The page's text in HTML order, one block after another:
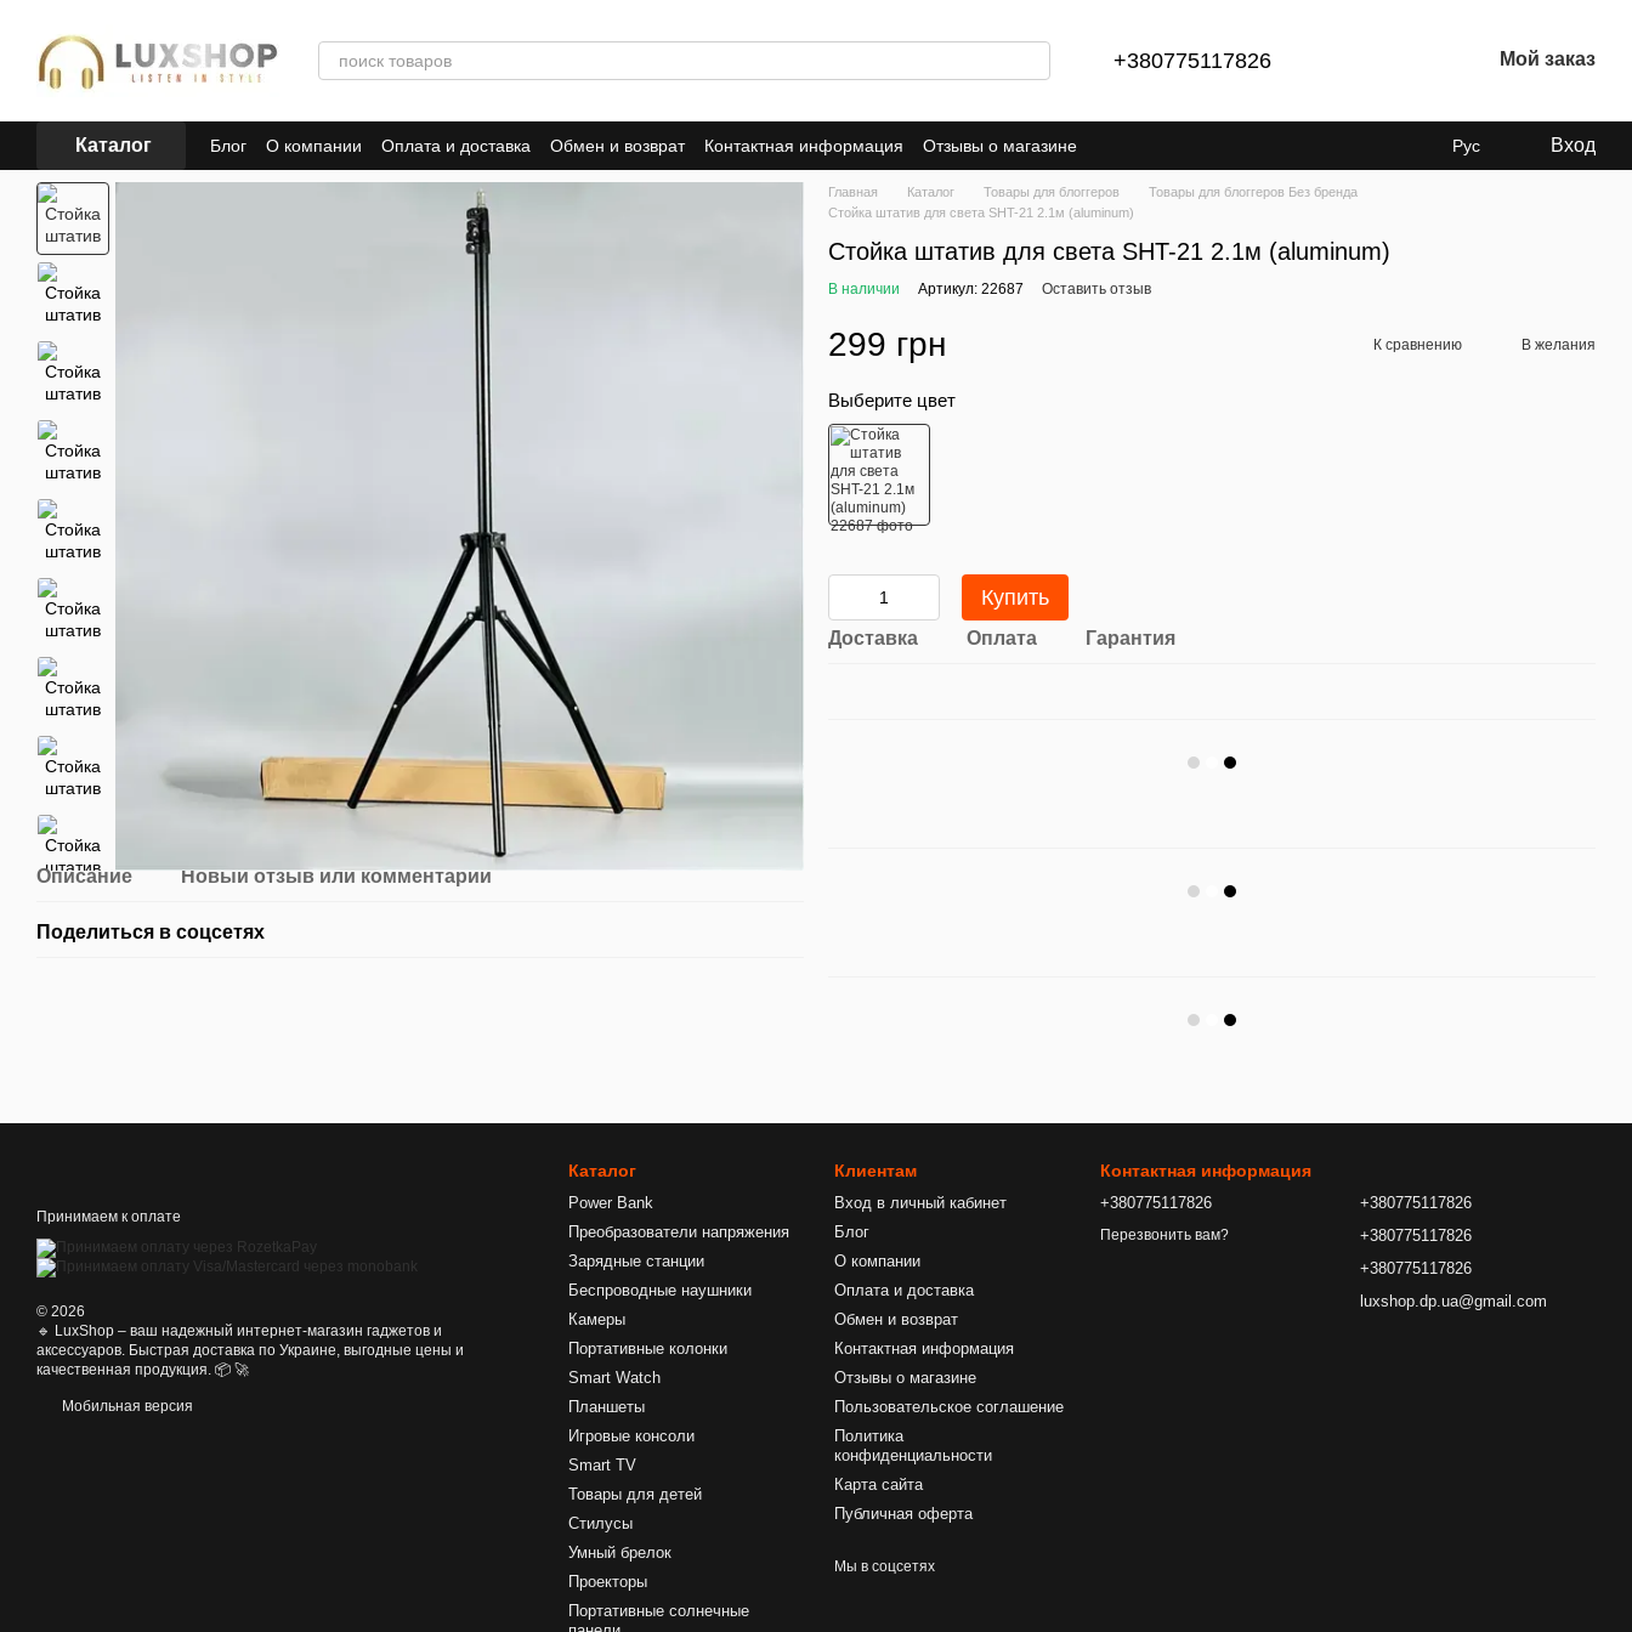
+380775117826 Мой заказ
Каталог Блог О компании Оплата и доставка Обмен и возврат Контактная информация
Отзывы о магазине
Пользовательское соглашение
Политика конфиденциальности Публичная оферта
Рус Вход
Описание Новый отзыв или комментарий
Поделиться в соцсетях
Главная Каталог Товары для блоггеров
Товары для блоггеров Без бренда
Стойка штатив для света SHT-21 2.1м (aluminum)
Стойка штатив для света SHT-21 2.1м (aluminum)
В наличии Артикул: 22687 Оставить отзыв
299 грн К сравнению В желания
Выберите цвет
Купить
Доставка Оплата Гарантия
Принимаем к оплате
© 2026
🔹 LuxShop – ваш надежный интернет-магазин гаджетов и
аксессуаров. Быстрая доставка по Украине, выгодные цены и
качественная продукция. 📦 🚀
Мобильная версия
Каталог
Power Bank
Преобразователи напряжения
Зарядные станции
Беспроводные наушники
Камеры
Портативные колонки
Smart Watch
Планшеты
Игровые консоли
Smart TV
Товары для детей
Стилусы
Умный брелок
Проекторы
Портативные солнечные
Клиентам
Вход в личный кабинет
Блог
О компании
Оплата и доставка
Обмен и возврат
Контактная информация
Отзывы о магазине
Пользовательское соглашение
Политика
конфиденциальности
Карта сайта
Публичная оферта
Мы в соцсетях
Контактная информация
+380775117826
Перезвонить вам?
+380775117826
+380775117826
+380775117826
luxshop.dp.ua@gmail.com